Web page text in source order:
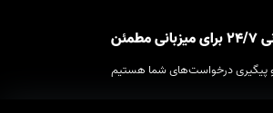
و پیگیری درخواست‌های شما هستیم